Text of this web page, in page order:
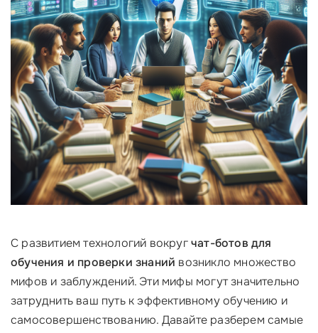
С развитием технологий вокругчат-ботов для
обучения и проверки знаний возникло множество
мифов и заблуждений. Эти мифы могут значительно
затруднить ваш путь к эффективному обучению и
самосовершенствованию. Давайте разберем самые